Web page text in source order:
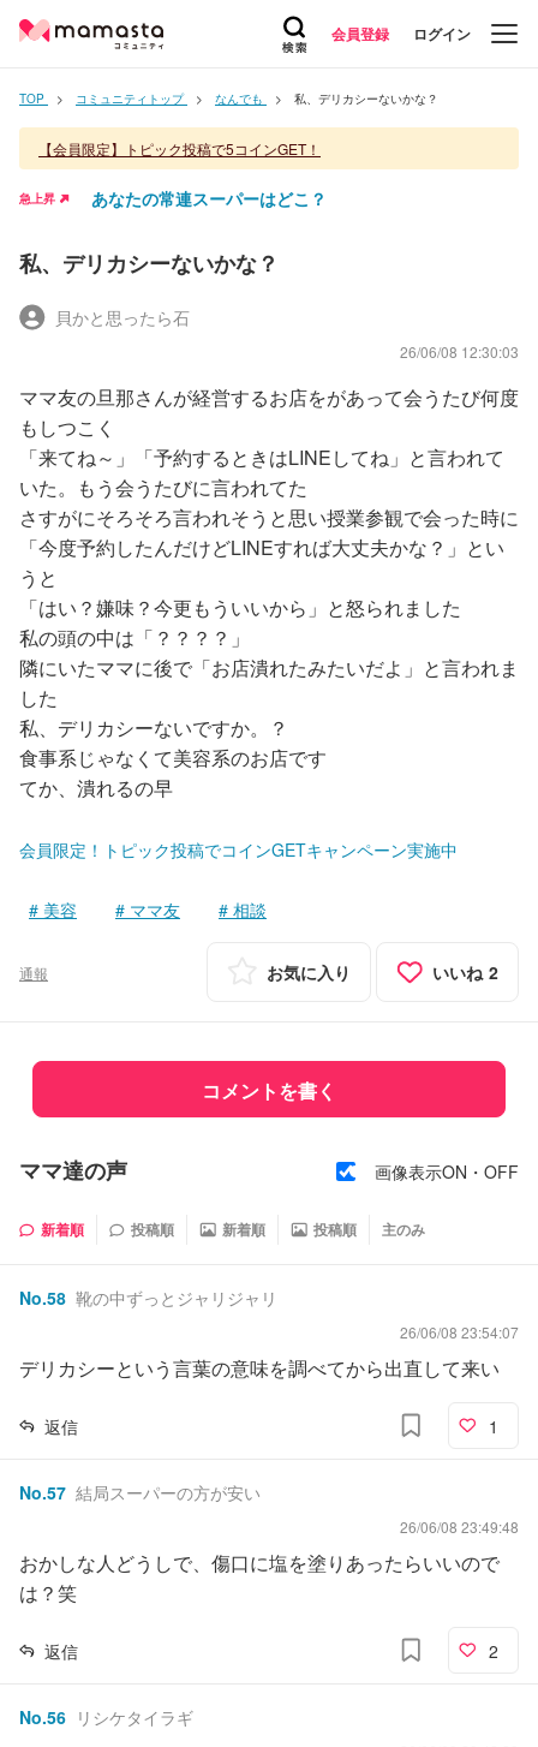
会員登録 ログイン
TOP コミュニティトップ なんでも 私、デリカシーないかな？
【会員限定】トピック投稿で5コインGET！
急上昇 あなたの常連スーパーはどこ？
私、デリカシーないかな？
貝かと思ったら石
26/06/08 12:30:03
ママ友の旦那さんが経営するお店をがあって会うたび何度
もしつこく
「来てね～」「予約するときはLINEしてね」と言われて
いた。もう会うたびに言われてた
さすがにそろそろ言われそうと思い授業参観で会った時に
「今度予約したんだけどLINEすれば大丈夫かな？」とい
うと
「はい？嫌味？今更もういいから」と怒られました
私の頭の中は「？？？？」
隣にいたママに後で「お店潰れたみたいだよ」と言われま
した
私、デリカシーないですか。？
食事系じゃなくて美容系のお店です
てか、潰れるの早
会員限定！トピック投稿でコインGETキャンペーン実施中
美容 ママ友 相談
通報 お気に入り いいね 2
コメントを書く
ママ達の声 画像表示ON・OFF
新着順 投稿順 新着順 投稿順 主のみ
No.58 靴の中ずっとジャリジャリ
26/06/08 23:54:07
デリカシーという言葉の意味を調べてから出直して来い
返信 1
No.57 結局スーパーの方が安い
26/06/08 23:49:48
おかしな人どうしで、傷口に塩を塗りあったらいいので
は？笑
返信 2
No.56 リシケタイラギ